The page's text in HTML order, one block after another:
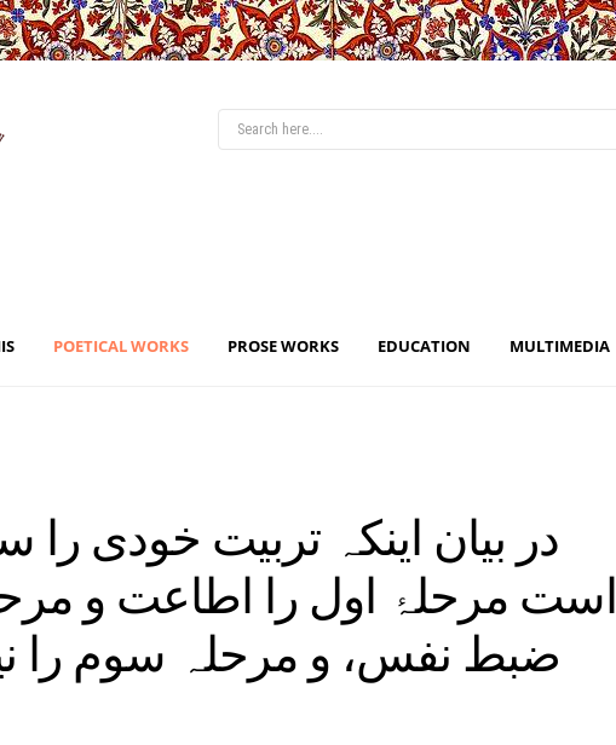
POETICAL WORKS PROSE WORKS EDUCATION MULTIMEDIA
است مرحلۂ اول را اطاعت و
ضبط نفس، و مرحلہ سوم را